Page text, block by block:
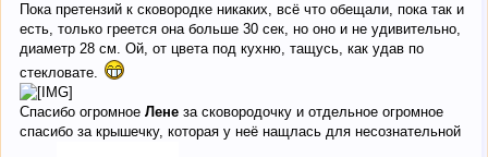
Пока претензий к сковородке никаких, всё что обещали, пока так и
есть, только греется она больше 30 сек, но оно и не удивительно,
диаметр 28 см. Ой, от цвета под кухню, тащусь, как удав по
стекловате.
Спасибо огромное Лене за сковородочку и отдельное огромное
спасибо за крышечку, которая у неё нащлась для несознательной